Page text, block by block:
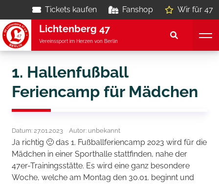
Tickets kaufen Fanshop Wir für 47
Lichtenberg 47
Vereinssport im Herzen von Berlin
1. Hallenfußball
Feriencamp für Mädchen
Datum: 27.01.2023 Autor: unbekannt
Ja richtig 🙂 das 1. Fußballferiencamp 2023 wird für die
Mädchen in einer Sporthalle stattfinden, nahe der
47er-Trainingsstätte. Es wird eine ganz besondere
Woche, welche am Montag den 30.01. beginnt und